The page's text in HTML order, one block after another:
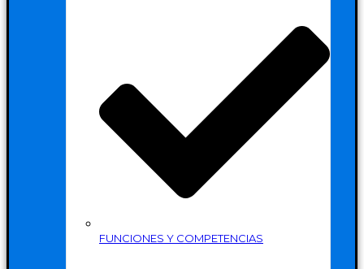
FUNCIONES Y COMPETENCIAS